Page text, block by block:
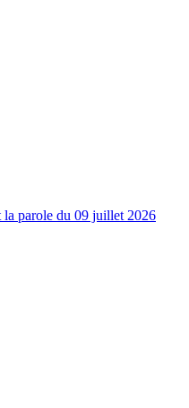
parole du 09 juillet 2026